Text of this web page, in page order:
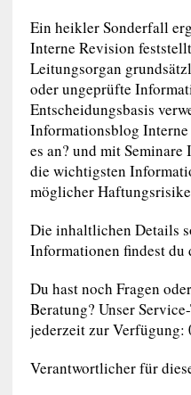
Ein heikler Sonderfall
Interne Revision
Leitungsorgan
oder ungeprüfte
Entscheidungsbasis
Informationsblog
es an? und mit
die wichtigsten
möglicher
Die inhaltlichen Details
Informationen findest du
Du hast noch Fragen
Beratung? Unser
jederzeit zur Verfügung:
Verantwortlicher für